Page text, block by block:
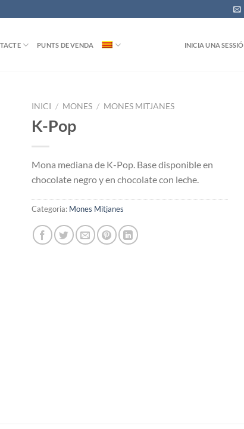
PUNTS DE VENDA INICIA UNA SESSIÓ
INICI / MONES / MONES MITJANES
K-Pop
Mona mediana de K-Pop. Base disponible en
chocolate negro y en chocolate con leche.
Categoria: Mones Mitjanes